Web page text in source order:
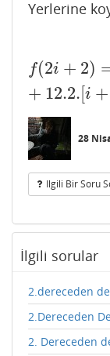
Yerlerine
f(2i + 2)
+ 12.2. i +
f(2i+2 )= 23.2(i
28
Ilgili Bir Soru
İlgili sorular
2.dereceden
2.Dereceden
2. Dereceden